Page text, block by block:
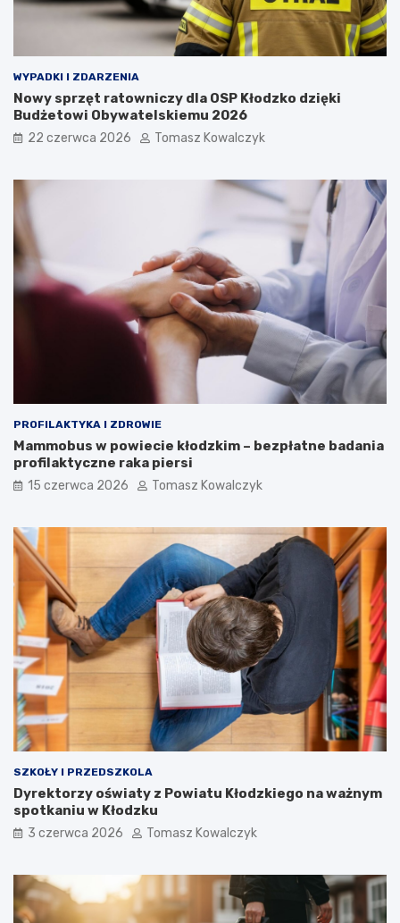
WYPADKI I ZDARZENIA
Nowy sprzęt ratowniczy dla OSP Kłodzko dzięki
Budżetowi Obywatelskiemu 2026
22 czerwca 2026 Tomasz Kowalczyk
PROFILAKTYKA I ZDROWIE
Mammobus w powiecie kłodzkim – bezpłatne badania
profilaktyczne raka piersi
15 czerwca 2026 Tomasz Kowalczyk
SZKOŁY I PRZEDSZKOLA
Dyrektorzy oświaty z Powiatu Kłodzkiego na ważnym
spotkaniu w Kłodzku
3 czerwca 2026 Tomasz Kowalczyk